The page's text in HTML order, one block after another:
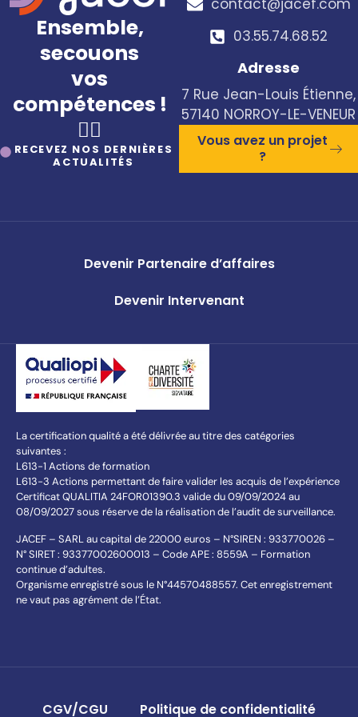
Ensemble,
secouons
vos
compétences !
🤸‍♀️
RECEVEZ NOS DERNIÈRES
ACTUALITÉS
contact@jacef.com
03.55.74.68.52​
Adresse
7 Rue Jean-Louis Étienne,
57140 NORROY-LE-VENEUR
Vous avez un projet
?
Devenir Partenaire d’affaires
Devenir Intervenant
La certification qualité a été délivrée au titre des catégories
suivantes :
L613-1 Actions de formation
L613-3 Actions permettant de faire valider les acquis de l’expérience
Certificat QUALITIA 24FOR01390.3 valide du 09/09/2024 au
08/09/2027 sous réserve de la réalisation de l’audit de surveillance.
JACEF – SARL au capital de 22000 euros – N°SIREN : 933770026 –
N° SIRET : 93377002600013 – Code APE : 8559A – Formation
continue d’adultes.
Organisme enregistré sous le N°44570488557. Cet enregistrement
ne vaut pas agrément de l’État.
CGV/CGU Politique de confidentialité